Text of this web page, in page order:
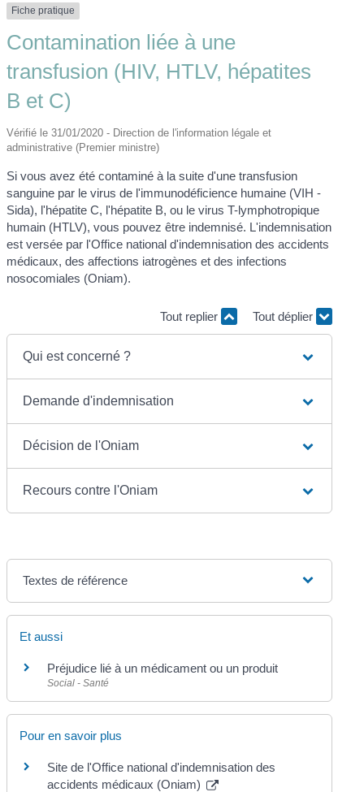
Fiche pratique
Contamination liée à une
transfusion (HIV, HTLV, hépatites
B et C)
Vérifié le 31/01/2020 - Direction de l'information légale et
administrative (Premier ministre)
Si vous avez été contaminé à la suite d'une transfusion
sanguine par le virus de l'immunodéficience humaine (VIH -
Sida), l'hépatite C, l'hépatite B, ou le virus T-lymphotropique
humain (HTLV), vous pouvez être indemnisé. L'indemnisation
est versée par l'Office national d'indemnisation des accidents
médicaux, des affections iatrogènes et des infections
nosocomiales (Oniam).
Tout replier Tout déplier
Qui est concerné ?
Demande d'indemnisation
Décision de l'Oniam
Recours contre l'Oniam
Textes de référence
Et aussi
Préjudice lié à un médicament ou un produit
Social - Santé
Pour en savoir plus
Site de l'Office national d'indemnisation des
accidents médicaux (Oniam)